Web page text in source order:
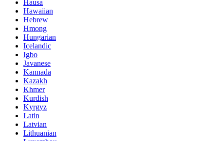
Hausa
Hawaiian
Hebrew
Hmong
Hungarian
Icelandic
Igbo
Javanese
Kannada
Kazakh
Khmer
Kurdish
Kyrgyz
Latin
Latvian
Lithuanian